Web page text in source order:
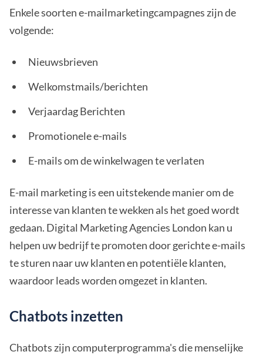
Enkele soorten e-mailmarketingcampagnes zijn de
volgende:
Nieuwsbrieven
Welkomstmails/berichten
Verjaardag Berichten
Promotionele e-mails
E-mails om de winkelwagen te verlaten
E-mail marketing is een uitstekende manier om de
interesse van klanten te wekken als het goed wordt
gedaan. Digital Marketing Agencies London kan u
helpen uw bedrijf te promoten door gerichte e-mails
te sturen naar uw klanten en potentiële klanten,
waardoor leads worden omgezet in klanten.
Chatbots inzetten
Chatbots zijn computerprogramma's die menselijke